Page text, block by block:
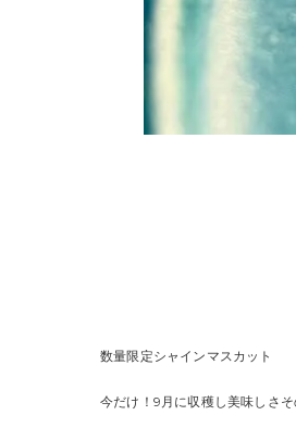
数量限定シャインマスカット
今だけ！9月に収穫し美味しさ